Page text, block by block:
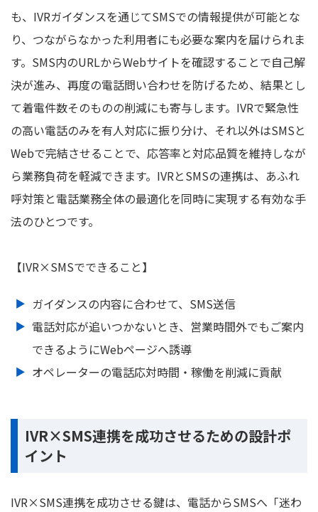
も、IVRガイダンスを通じてSMSでの情報提供が可能とな
り、つながらなかった利用者にも必要な案内を届けられま
す。SMS内のURLからWebサイトを確認することで自己解
決が進み、再度の電話問い合わせを防げるため、結果とし
て着電件数そのものの削減にも寄与します。IVRで緊急性
の高い電話のみを有人対応に振り分け、それ以外はSMSと
Webで完結させることで、応答率と対応品質を維持しなが
ら業務負荷を軽減できます。IVRとSMSの連携は、あふれ
呼対策と電話業務全体の最適化を同時に実現する有効な手
法のひとつです。
【IVR×SMSでできること】
ガイダンスの内容に合わせて、SMS送信
電話対応が追いつかないとき、営業時間外でもご案内
できるようにWebページへ誘導
オペレーターの電話応対時間・稼働を削減に貢献
IVR×SMS連携を成功させるための設計ポ
イント
IVR×SMS連携を成功させる鍵は、電話からSMSへ「迷わ